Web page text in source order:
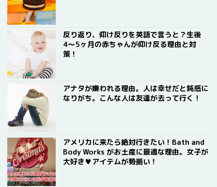
反り返り、仰け反りを英語で言うと？生後
4〜5ヶ月の赤ちゃんが仰け反る理由と対
策！
アナタが嫌われる理由。人は幸せだと鈍感に
なりがち。こんな人は友達が去って行く！
アメリカに来たら絶対行きたい！Bath and
Body Works がお土産に最適な理由。女子が
大好き♥アイテムが勢揃い！